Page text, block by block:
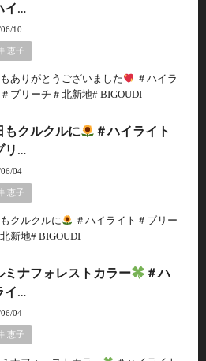
イ…
10
恵子
ありがとうございました
＃ハイラ
ブリーチ＃北新地# BIGOUDI
もクルクルに
＃ハイライト
リ…
04
恵子
クルクルに
＃ハイライト＃ブリー
新地# BIGOUDI
ミナフォレストカラー
＃ハ
イ…
04
恵子